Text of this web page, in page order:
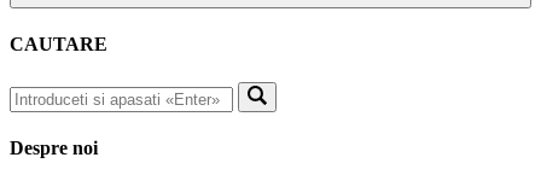
CAUTARE
Despre noi